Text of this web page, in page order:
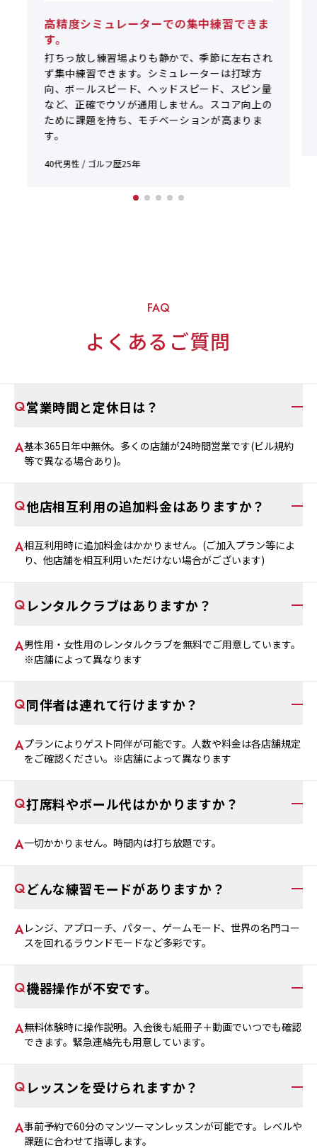
高精度シミュレーターでの集中練習できま
す。
打ちっ放し練習場よりも静かで、季節に左右され
ず集中練習できます。シミュレーターは打球方
向、ボールスピード、ヘッドスピード、スピン量
など、正確でウソが通用しません。スコア向上の
ために課題を持ち、モチベーションが高まりま
す。
40代男性 / ゴルフ歴25年
FAQ
よくあるご質問
営業時間と定休日は？
基本365日年中無休。多くの店舗が24時間営業です(ビル規約
等で異なる場合あり)。
他店相互利用の追加料金はありますか？
相互利用時に追加料金はかかりません。(ご加入プラン等によ
り、他店舗を相互利用いただけない場合がございます)
レンタルクラブはありますか？
男性用・女性用のレンタルクラブを無料でご用意しています。
※店舗によって異なります
同伴者は連れて行けますか？
プランによりゲスト同伴が可能です。人数や料金は各店舗規定
をご確認ください。※店舗によって異なります
打席料やボール代はかかりますか？
一切かかりません。時間内は打ち放題です。
どんな練習モードがありますか？
レンジ、アプローチ、パター、ゲームモード、世界の名門コー
スを回れるラウンドモードなど多彩です。
機器操作が不安です。
無料体験時に操作説明。入会後も紙冊子＋動画でいつでも確認
できます。緊急連絡先も用意しています。
レッスンを受けられますか？
事前予約で60分のマンツーマンレッスンが可能です。レベルや